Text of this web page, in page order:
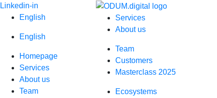
Skip
Services
About us
Team
Customers
Masterclass 2025
Ecosystems
Linkedin-in
English
English
Homepage
Services
About us
Team